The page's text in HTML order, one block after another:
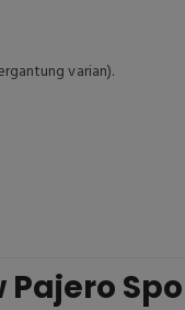
varian).